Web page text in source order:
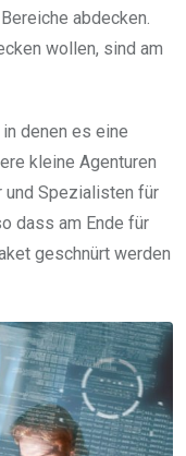
abdecken.
wollen, sind am
denen es eine
kleine Agenturen
und Spezialisten für
dass am Ende für
geschnürt werden